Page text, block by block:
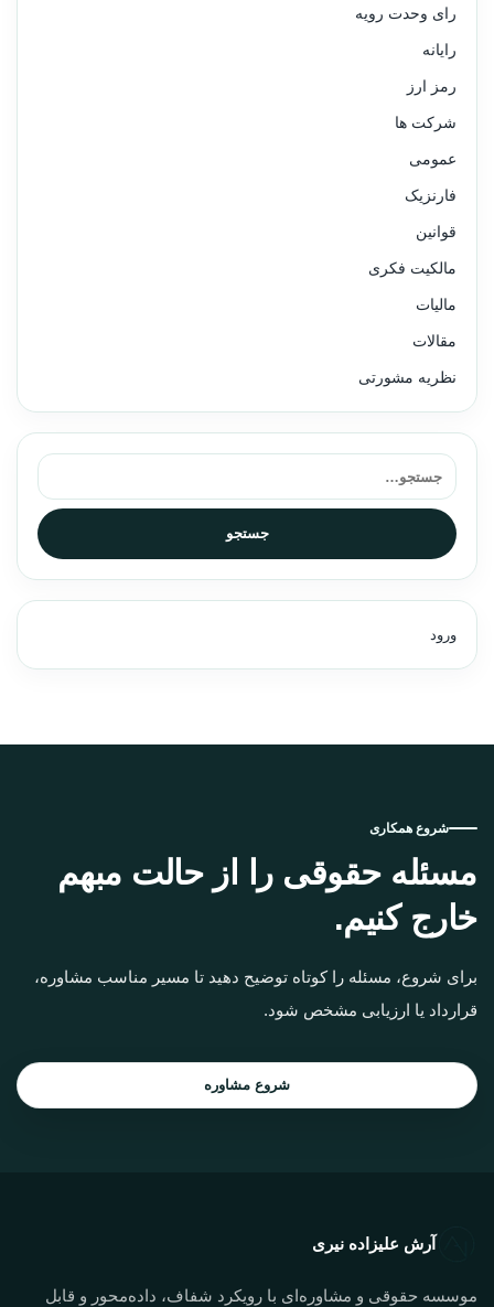
رای وحدت رویه
رایانه
رمز ارز
شرکت ها
عمومی
فارنزیک
قوانین
مالکیت فکری
مالیات
مقالات
نظریه مشورتی
جستجو برای:
جستجو
ورود
شروع همکاری
مسئله حقوقی را از حالت مبهم
خارج کنیم.
برای شروع، مسئله را کوتاه توضیح دهید تا مسیر مناسب مشاوره،
قرارداد یا ارزیابی مشخص شود.
شروع مشاوره
آرش علیزاده نیری
موسسه حقوقی و مشاوره‌ای با رویکرد شفاف، داده‌محور و قابل